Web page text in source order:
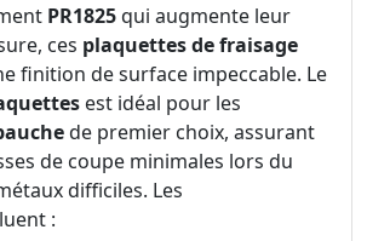
PR1825qui augmente leur
ces plaquettes de fraisage
finition de surface impeccable. Le
est idéal pour les
de premier choix, assurant
de coupe minimales lors du
difficiles. Les
: